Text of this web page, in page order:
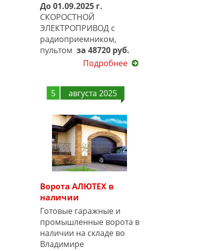
До 01.09.2025 г.
СКОРОСТНОЙ
ЭЛЕКТРОПРИВОД с
радиоприемником,
пультом за 48720 руб.
Подробнее
5 августа 2025
Ворота АЛЮТЕХ в
наличии
Готовые гаражные и
промышленные ворота в
наличии на складе во
Владимире